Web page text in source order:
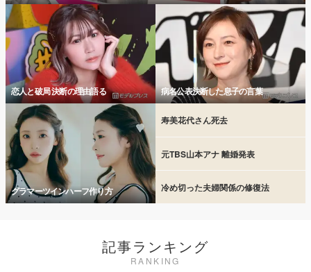
恋人と破局 決断の理由語る 病名公表決断した息子の言葉
グラマーツインハーフ作り方
寿美花代さん死去
元TBS山本アナ 離婚発表
冷め切った夫婦関係の修復法
記事ランキング
RANKING